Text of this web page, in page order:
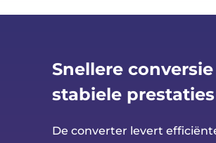
Snellere
stabiele prestaties
De converter levert